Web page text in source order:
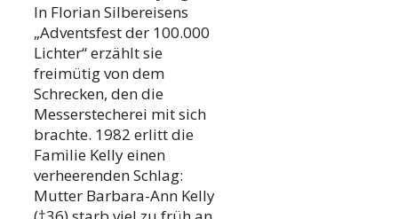
In Florian Silbereisens
„Adventsfest der 100.000
Lichter“ erzählt sie
freimütig von dem
Schrecken, den die
Messerstecherei mit sich
brachte. 1982 erlitt die
Familie Kelly einen
verheerenden Schlag:
Mutter Barbara-Ann Kelly